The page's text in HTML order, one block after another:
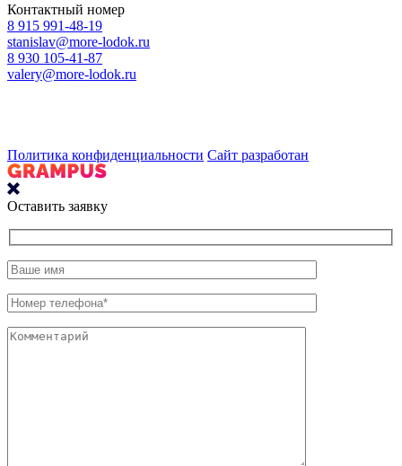
Контактный номер
8 915 991-48-19
stanislav@more-lodok.ru
8 930 105-41-87
valery@more-lodok.ru
Политика конфиденциальности Сайт разработан
Оставить заявку